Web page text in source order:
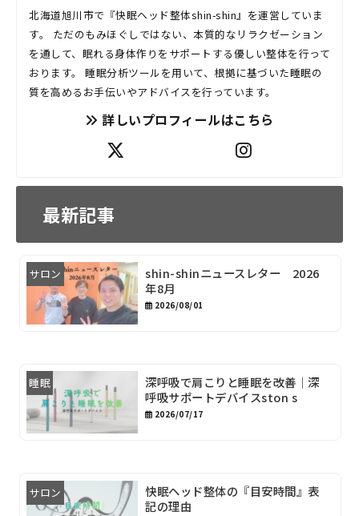
北海道旭川市で『快眠ヘッド整体shin-shin』を運営していま
す。 ただのもみほぐしではない、本質的なリラクゼーション
を通して、眠れる身体作りをサポートする優しい整体を行って
おります。 睡眠分析ツールを用いて、根拠に基づいた睡眠の
質を高めるお手伝いやアドバイスを行っています。
詳しいプロフィールはこちら
最新記事
サロン
shin-shinニュースレター 2026
年8月
2026/08/01
睡眠
深呼吸で肩こりと睡眠を改善｜深
呼吸サポートデバイスston s
2026/07/17
サロン
快眠ヘッド整体の『目安時間』表
記の理由